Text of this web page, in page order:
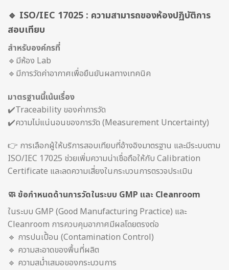
🔹 ISO/IEC 17025 : ความสามารถของห้องปฏิบัติการ
สอบเทียบ
สำหรับองค์กรที่
🔹มีห้อง Lab
🔹มีการวัดค่าอากาศเพื่อยืนยันผลทางเทคนิค
มาตรฐานนี้เน้นเรื่อง
✔️Traceability ของค่าการวัด
✔️ความไม่แน่นอนของการวัด (Measurement Uncertainty)
👉 การเลือกผู้ให้บริการสอบเทียบที่อ้างอิงมาตรฐาน และมีระบบตาม
ISO/IEC 17025 ช่วยเพิ่มความน่าเชื่อถือให้กับ Calibration
Certificate และลดความเสี่ยงในกระบวนการตรวจประเมิน
🧼 ข้อกำหนดด้านการวัดในระบบ GMP และ Cleanroom
ในระบบ GMP (Good Manufacturing Practice) และ
Cleanroom การควบคุมอากาศมีผลโดยตรงต่อ
🔹 การปนเปื้อน (Contamination Control)
🔹 ความสะอาดของพื้นที่ผลิต
🔹 ความสม่ำเสมอของกระบวนการ